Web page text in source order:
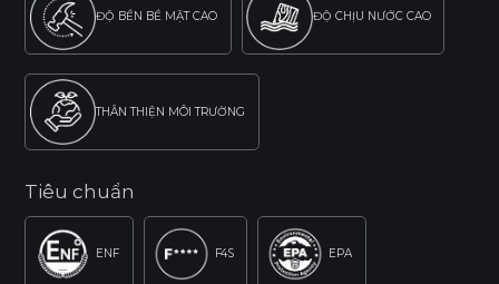
ĐỘ BỀN BỀ MẶT CAO ĐỘ CHỊU NƯỚC CAO
THÂN THIỆN MÔI TRƯỜNG
Tiêu chuẩn
ENF F4S EPA